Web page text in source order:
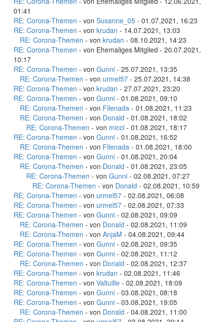
01:41
RE: Corona-Themen - von Susanne_05 - 01.07.2021, 16:23
RE: Corona-Themen - von krudan - 14.07.2021, 13:03
RE: Corona-Themen - von krudan - 08.10.2021, 14:23
RE: Corona-Themen - von Ehemaliges Mitglied - 20.07.2021,
10:17
RE: Corona-Themen - von Gunni - 25.07.2021, 13:35
RE: Corona-Themen - von urmel57 - 25.07.2021, 14:38
RE: Corona-Themen - von krudan - 27.07.2021, 23:20
RE: Corona-Themen - von Gunni - 01.08.2021, 09:10
RE: Corona-Themen - von Filenada - 01.08.2021, 11:23
RE: Corona-Themen - von Donald - 01.08.2021, 18:02
RE: Corona-Themen - von micci - 01.08.2021, 18:17
RE: Corona-Themen - von Gunni - 01.08.2021, 16:52
RE: Corona-Themen - von Filenada - 01.08.2021, 18:00
RE: Corona-Themen - von Gunni - 01.08.2021, 20:04
RE: Corona-Themen - von Donald - 01.08.2021, 23:05
RE: Corona-Themen - von Gunni - 02.08.2021, 07:27
RE: Corona-Themen - von Donald - 02.08.2021, 10:59
RE: Corona-Themen - von urmel57 - 02.08.2021, 06:08
RE: Corona-Themen - von urmel57 - 02.08.2021, 07:33
RE: Corona-Themen - von Gunni - 02.08.2021, 09:09
RE: Corona-Themen - von Donald - 02.08.2021, 11:09
RE: Corona-Themen - von AnjaM - 04.08.2021, 09:44
RE: Corona-Themen - von Gunni - 02.08.2021, 09:35
RE: Corona-Themen - von Gunni - 02.08.2021, 11:12
RE: Corona-Themen - von Donald - 02.08.2021, 12:37
RE: Corona-Themen - von krudan - 02.08.2021, 11:46
RE: Corona-Themen - von Valtuille - 02.08.2021, 18:09
RE: Corona-Themen - von Gunni - 03.08.2021, 08:18
RE: Corona-Themen - von Gunni - 03.08.2021, 19:05
RE: Corona-Themen - von Donald - 04.08.2021, 11:00